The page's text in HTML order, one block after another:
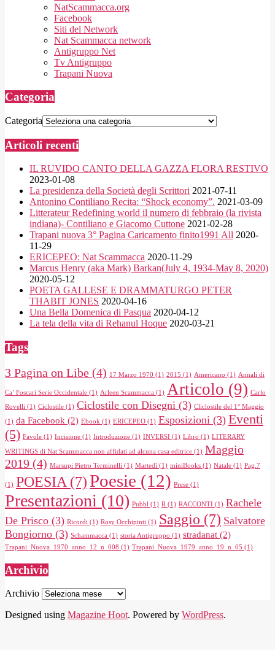
NatScammacca.org
Facebook
Siti del Network
Nat Scammacca network
Antigruppo Net
Tv Antigruppo
Trapani Nuova
Categoria
Categoria
Articoli recenti
IL RUVIDO CANTO DELLA GAZZA FLORA RESTIVO
2023-01-08
La presidenza della Società degli Scrittori 2021-07-11
Antonino Contiliano Recita: “Shock economy”. 2021-03-09
Litterateur Redefining world il numero di febbraio (la rivista
indiana)- Contiliano e Giacomo Cuttone 2021-02-28
Trapani nuova 3° Pagina Caricamento finito1991 All 2020-
11-29
ERICEPEO: Nat Scammacca 2020-11-29
Marcus Henry (aka Mark) Barkan(July 4, 1934-May 8, 2020)
2020-05-12
POETA GALLESE E DRAMMATURGO PETER
THABIT JONES 2020-04-16
Una Bella Domenica di Pasqua 2020-04-12
La tela della vita di Rehanul Hoque 2020-03-21
Tags
3 Pagina on Libe (4) 17 Marzo 1970 (1) 2015 (1) Americano (1) Annali di
Ca’ Foscari Serie Occidentale (1) Arleen Scammacca (1) Articolo (9) Carlo
Rovelli (1) Ciclostile (1) Ciclostile con Disegni (3) Cliclostile del 1° Maggio
(1) da Facebook (2) Ebook (1) ERICEPEO (1) Esposizioni (3) Eventi
(5) Favole (1) Incisione (1) Introduzione (1) INVERSI (1) Libro (1) LITERARY
WRITINGS di Nat Scammacca non affidati ad alcuna casa editrice (1) Maggio
2019 (4) Marsupi Pietro Terminelli (1) Martedì (1) miniBooks (1) Natale (1) Pag.7
(1) POESIA (7)Poesie (12) Prese (1)
Presentazioni (10) Pubbl (1) R (1) RACCONTI (1) Rachele
De Prisco (3) Ricordi (1) Rosy Occhipinti (1) Saggio (7) Salvatore
Bongiorno (3) Schammacca (1) storia Antigruppo (1) stradanat (2)
Trapani_Nuova_1970_anno_12_n_008 (1) Trapani_Nuova_1979_anno_19_n_05 (1)
Archivio
Archivio
Designed using Magazine Hoot. Powered by WordPress.